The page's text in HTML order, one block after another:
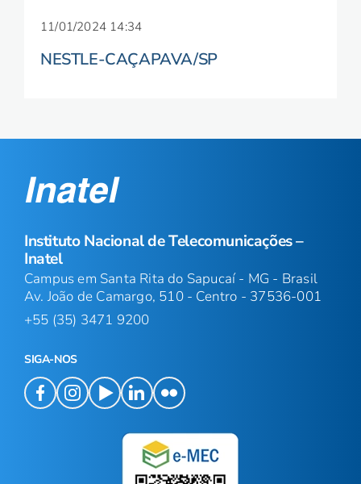
11/01/2024 14:34
NESTLE-CAÇAPAVA/SP
Instituto Nacional de Telecomunicações –
Inatel
Campus em Santa Rita do Sapucaí - MG - Brasil
Av. João de Camargo, 510 - Centro - 37536-001
+55 (35) 3471 9200
SIGA-NOS